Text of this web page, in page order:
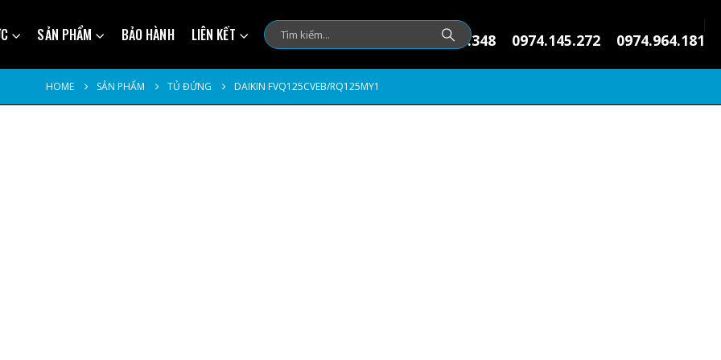
SẢN PHẨM BẢO HÀNH LIÊN KẾT 0971.979.348 0974.145.272 0974.964.181
HOME SẢN PHẨM TỦ ĐỨNG DAIKIN FVQ125CVEB/RQ125MY1